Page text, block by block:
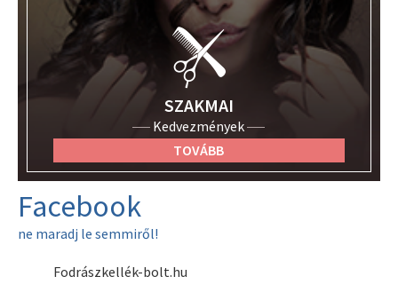
SZAKMAI
Kedvezmények
TOVÁBB
Facebook
ne maradj le semmiről!
Fodrászkellék-bolt.hu